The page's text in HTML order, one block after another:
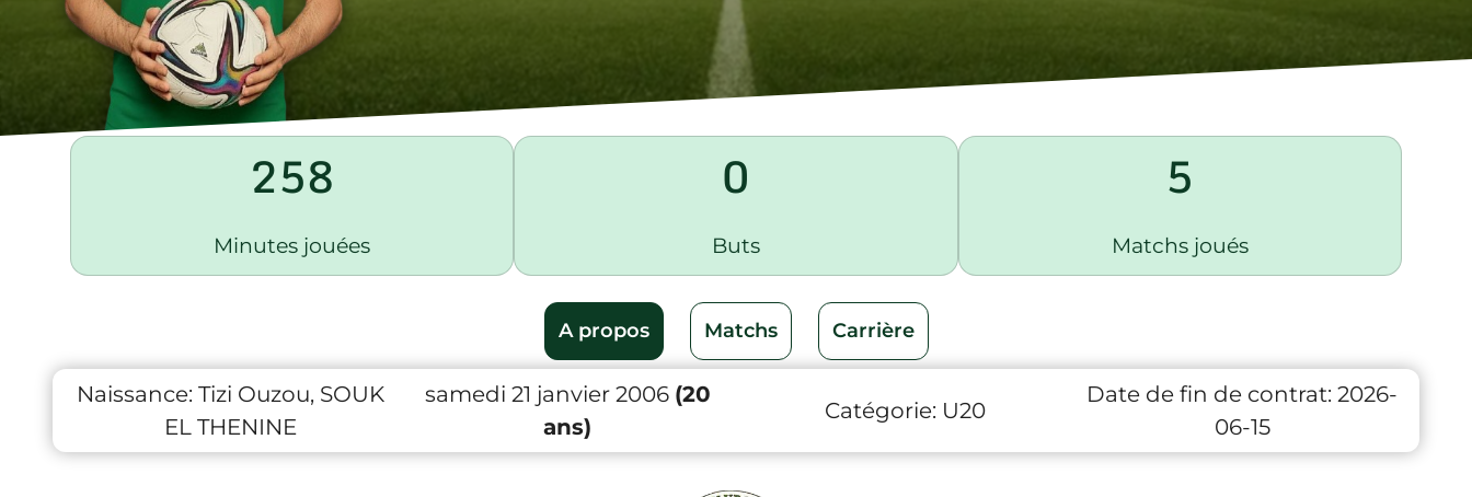
258
Minutes jouées
0
Buts
5
Matchs joués
A propos Matchs Carrière
Naissance: Tizi Ouzou, SOUK
EL THENINE
samedi 21 janvier 2006 (20
ans)
Catégorie: U20
Date de fin de contrat: 2026-
06-15